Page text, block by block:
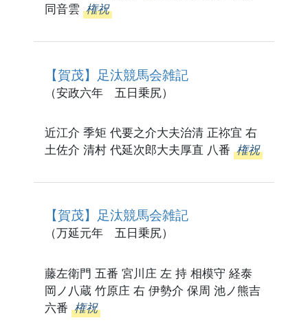
同音雲 権祝
【賀茂】足汰競馬会雑記
（安政六年 五日乗尻）
近江介 季矩 代要之介大夫治清 正祢宜 右
土佐介 清村 代延次郎大夫厚直 八番 権祝
【賀茂】足汰競馬会雑記
（万延元年 五日乗尻）
藤左衛門 五番 宮川庄 左 持 相模守 経泰
岡ノ八蔵 竹原庄 右 伊勢介 保周 池ノ熊吉
六番 権祝